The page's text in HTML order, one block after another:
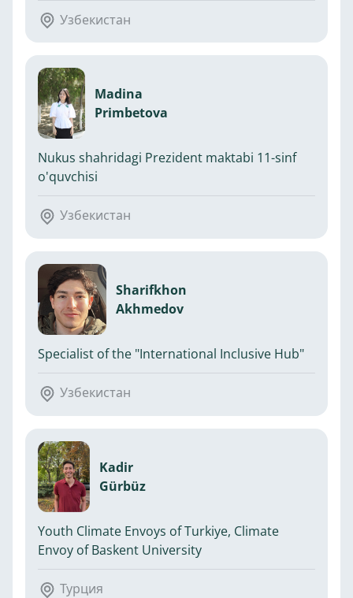
Узбекистан
Madina
Primbetova
Nukus shahridagi Prezident maktabi 11-sinf
o'quvchisi
Узбекистан
Sharifkhon
Akhmedov
Specialist of the "International Inclusive Hub"
Узбекистан
Kadir
Gürbüz
Youth Climate Envoys of Turkiye, Climate
Envoy of Baskent University
Турция